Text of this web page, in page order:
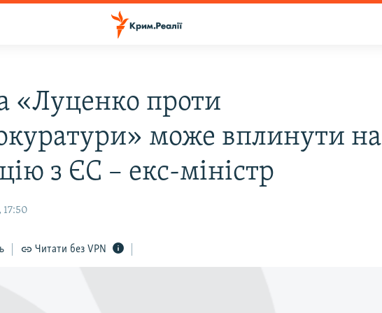
«Луценко проти
може вплинути на
з ЄС – екс-міністр
17:50
Читати без VPN